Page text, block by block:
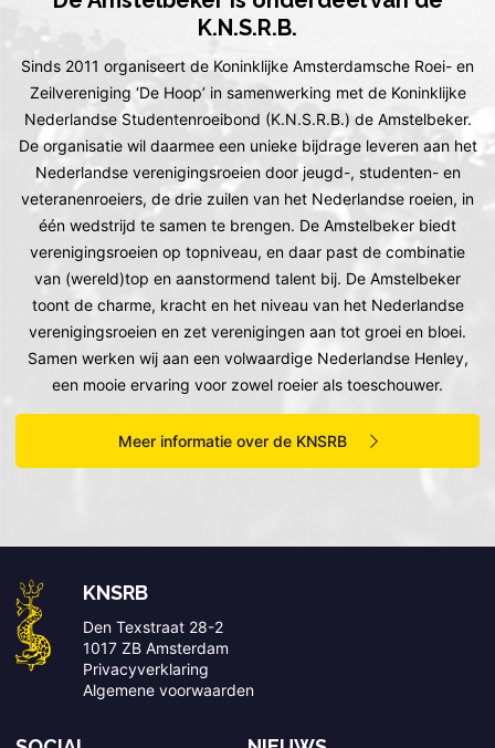
K.N.S.R.B.
Sinds 2011 organiseert de Koninklijke Amsterdamsche Roei- en
Zeilvereniging ‘De Hoop’ in samenwerking met de Koninklijke
Nederlandse Studentenroeibond (K.N.S.R.B.) de Amstelbeker.
De organisatie wil daarmee een unieke bijdrage leveren aan het
Nederlandse verenigingsroeien door jeugd-, studenten- en
veteranenroeiers, de drie zuilen van het Nederlandse roeien, in
één wedstrijd te samen te brengen. De Amstelbeker biedt
verenigingsroeien op topniveau, en daar past de combinatie
van (wereld)top en aanstormend talent bij. De Amstelbeker
toont de charme, kracht en het niveau van het Nederlandse
verenigingsroeien en zet verenigingen aan tot groei en bloei.
Samen werken wij aan een volwaardige Nederlandse Henley,
een mooie ervaring voor zowel roeier als toeschouwer.
Meer informatie over de KNSRB
KNSRB
Den Texstraat 28-2
1017 ZB Amsterdam
Privacyverklaring
Algemene voorwaarden